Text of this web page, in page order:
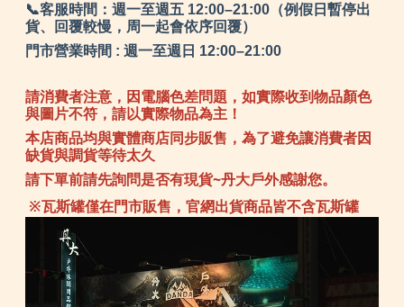
📞客服時間：週一至週五 12:00–21:00（例假日暫停出
貨、回覆較慢，周一起會依序回覆）
門市營業時間 : 週一至週日 12:00–21:00
請消費者注意，因電腦色差問題，如實際收到物品顏色
與圖片不符，請以實際物品為主！
本店商品均與實體商店同步販售，為了避免讓消費者因
缺貨與調貨等待太久
請下單前請先詢問是否有現貨~丹大戶外感謝您。
※瓦斯罐僅在門市販售，官網出貨商品皆不含瓦斯罐